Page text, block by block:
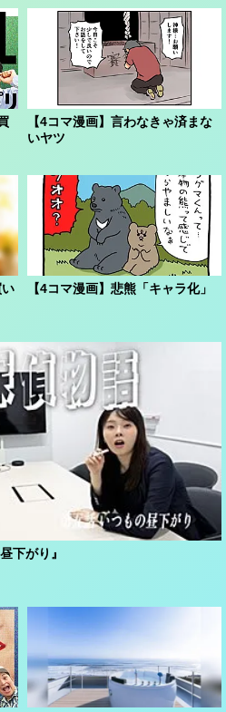
【4コマ漫画】言わなきゃ済まな
いヤツ
【4コマ漫画】悲熊「キャラ化」
下がり』